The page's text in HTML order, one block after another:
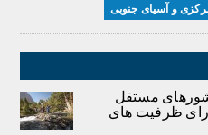
مستقل
ظرفیت های